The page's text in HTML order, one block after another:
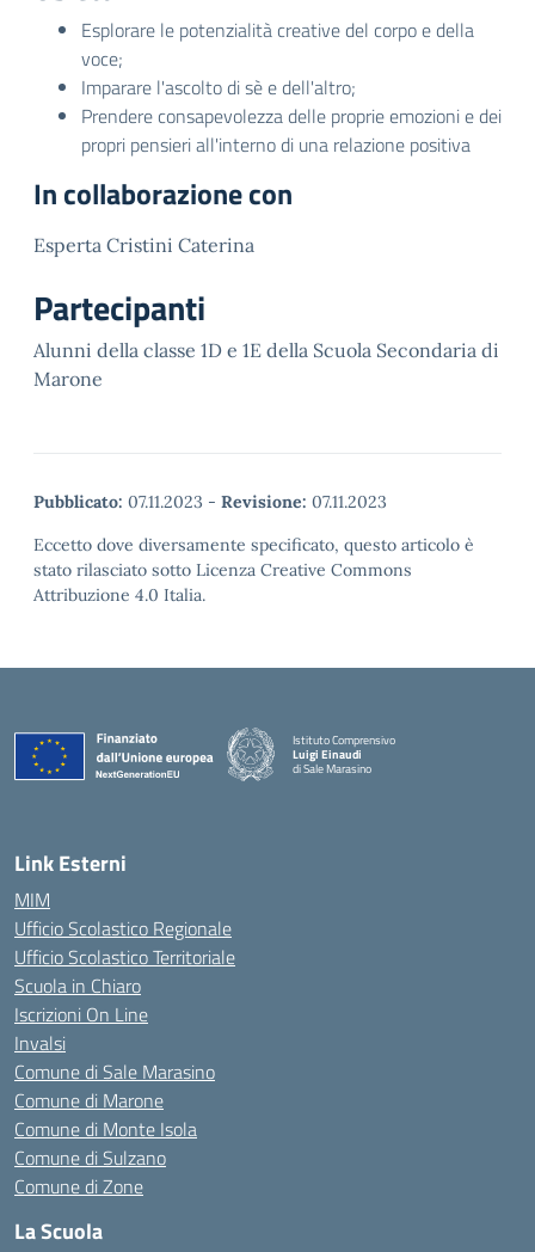
Esplorare le potenzialità creative del corpo e della
voce;
Imparare l'ascolto di sè e dell'altro;
Prendere consapevolezza delle proprie emozioni e dei
propri pensieri all'interno di una relazione positiva
In collaborazione con
Esperta Cristini Caterina
Partecipanti
Alunni della classe 1D e 1E della Scuola Secondaria di
Marone
Pubblicato: 07.11.2023 - Revisione: 07.11.2023
Eccetto dove diversamente specificato, questo articolo è
stato rilasciato sotto Licenza Creative Commons
Attribuzione 4.0 Italia.
Istituto Comprensivo
Luigi Einaudi
di Sale Marasino
Link Esterni
MIM
Ufficio Scolastico Regionale
Ufficio Scolastico Territoriale
Scuola in Chiaro
Iscrizioni On Line
Invalsi
Comune di Sale Marasino
Comune di Marone
Comune di Monte Isola
Comune di Sulzano
Comune di Zone
La Scuola